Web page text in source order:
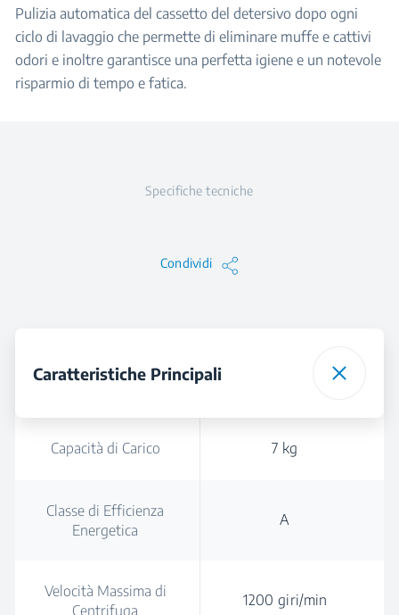
Pulizia automatica del cassetto del detersivo dopo ogni
ciclo di lavaggio che permette di eliminare muffe e cattivi
odori e inoltre garantisce una perfetta igiene e un notevole
risparmio di tempo e fatica.
Specifiche tecniche
Condividi
Caratteristiche Principali
Capacità di Carico 7 kg
Classe di Efficienza
Energetica
A
Velocità Massima di
Centrifuga
1200 giri/min